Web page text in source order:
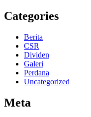
Categories
Berita
CSR
Dividen
Galeri
Perdana
Uncategorized
Meta